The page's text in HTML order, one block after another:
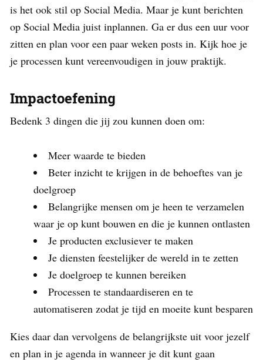
is het ook stil op Social Media. Maar je kunt berichten
op Social Media juist inplannen. Ga er dus een uur voor
zitten en plan voor een paar weken posts in. Kijk hoe je
je processen kunt vereenvoudigen in jouw praktijk.
Impactoefening
Bedenk 3 dingen die jij zou kunnen doen om:
Meer waarde te bieden
Beter inzicht te krijgen in de behoeftes van je
doelgroep
Belangrijke mensen om je heen te verzamelen
waar je op kunt bouwen en die je kunnen ontlasten
Je producten exclusiever te maken
Je diensten feestelijker de wereld in te zetten
Je doelgroep te kunnen bereiken
Processen te standaardiseren en te
automatiseren zodat je tijd en moeite kunt besparen
Kies daar dan vervolgens de belangrijkste uit voor jezelf
en plan in je agenda in wanneer je dit kunt gaan